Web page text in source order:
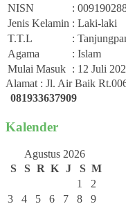
NISN
:
Jenis Kelamin : Laki-laki
T.T.L
:
Agama
: Islam
Mulai Masuk : 12 Juli
Alamat : Jl. Air Baik
081933637909
Kalender
Agustus 2026
S
S R K J S M
1
2
3
4 5 6 7 8
9